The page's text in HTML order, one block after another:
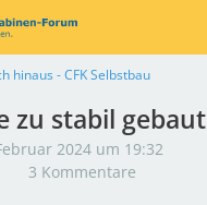
hinaus - CFK Selbstbau
zu stabil gebaut
2024 um 19:32
3 Kommentare